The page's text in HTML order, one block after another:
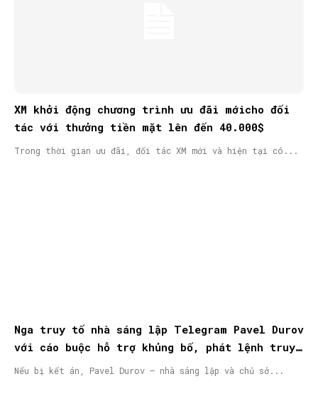
XM khởi động chương trình ưu đãi mớicho đối
tác với thưởng tiền mặt lên đến 40.000$
Trong thời gian ưu đãi, đối tác XM mới và hiện tại có...
Nga truy tố nhà sáng lập Telegram Pavel Durov
với cáo buộc hỗ trợ khủng bố, phát lệnh truy
nã quốc tế
Nếu bị kết án, Pavel Durov – nhà sáng lập và chủ sở...